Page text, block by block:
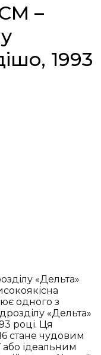
–
1993
«Дельта»
одного з
«Дельта»
році. Ця
стане чудовим
ідеальним